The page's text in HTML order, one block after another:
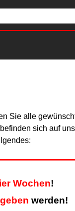
Sie alle
sich auf
Wochen!
werden!